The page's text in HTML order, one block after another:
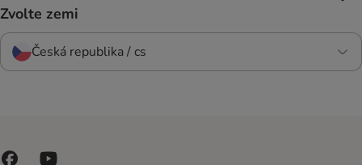
Zvolte zemi
Česká republika / cs